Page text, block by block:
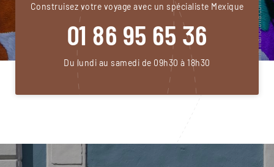
Construisez votre voyage avec un spécialiste Mexique
01 86 95 65 36
Du lundi au samedi de 09h30 à 18h30